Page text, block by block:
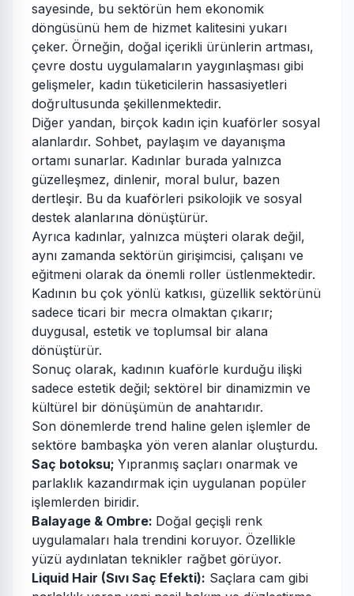
sayesinde, bu sektörün hem ekonomik
döngüsünü hem de hizmet kalitesini yukarı
çeker. Örneğin, doğal içerikli ürünlerin artması,
çevre dostu uygulamaların yaygınlaşması gibi
gelişmeler, kadın tüketicilerin hassasiyetleri
doğrultusunda şekillenmektedir.
Diğer yandan, birçok kadın için kuaförler sosyal
alanlardır. Sohbet, paylaşım ve dayanışma
ortamı sunarlar. Kadınlar burada yalnızca
güzelleşmez, dinlenir, moral bulur, bazen
dertleşir. Bu da kuaförleri psikolojik ve sosyal
destek alanlarına dönüştürür.
Ayrıca kadınlar, yalnızca müşteri olarak değil,
aynı zamanda sektörün girişimcisi, çalışanı ve
eğitmeni olarak da önemli roller üstlenmektedir.
Kadının bu çok yönlü katkısı, güzellik sektörünü
sadece ticari bir mecra olmaktan çıkarır;
duygusal, estetik ve toplumsal bir alana
dönüştürür.
Sonuç olarak, kadının kuaförle kurduğu ilişki
sadece estetik değil; sektörel bir dinamizmin ve
kültürel bir dönüşümün de anahtarıdır.
Son dönemlerde trend haline gelen işlemler de
sektöre bambaşka yön veren alanlar oluşturdu.
Saç botoksu; Yıpranmış saçları onarmak ve
parlaklık kazandırmak için uygulanan popüler
işlemlerden biridir.
Balayage & Ombre: Doğal geçişli renk
uygulamaları hala trendini koruyor. Özellikle
yüzü aydınlatan teknikler rağbet görüyor.
Liquid Hair (Sıvı Saç Efekti): Saçlara cam gibi